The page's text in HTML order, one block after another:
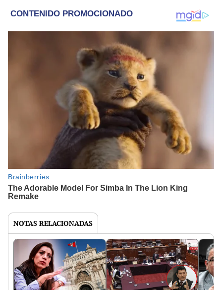
NOTAS RELACIONADAS